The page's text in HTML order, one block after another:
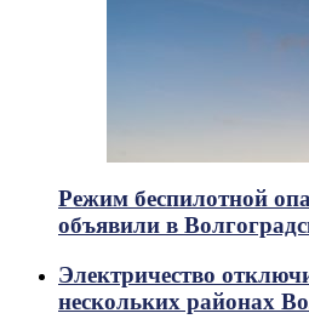
Режим беспилотной
объявили в
Электричество
нескольких районах